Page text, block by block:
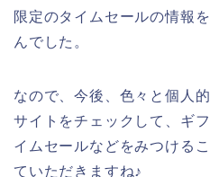
限定のタイムセールの情報
んでした。
なので、今後、色々と個人
サイトをチェックして、ギ
イムセールなどをみつける
ていただきますね♪